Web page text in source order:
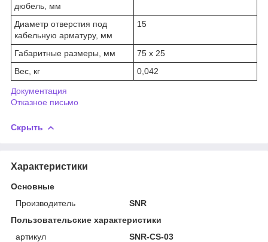
дюбель, мм
Диаметр отверстия под
кабельную арматуру, мм
15
Габаритные размеры, мм
75 х 25
Вес, кг
0,042
Документация
Отказное письмо
Скрыть
Характеристики
Основные
Производитель
SNR
Пользовательские характеристики
артикул
SNR-CS-03